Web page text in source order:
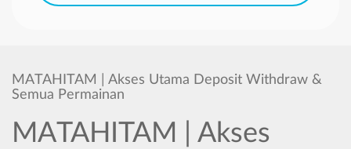
MATAHITAM | Akses Utama Deposit Withdraw &
Semua Permainan
MATAHITAM | Akses